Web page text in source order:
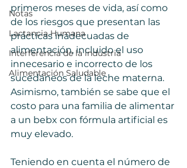
Notas
Lactancia Humana
Interferencia de la industria
Alimentación Saludable
primeros meses de vida, así como
de los riesgos que presentan las
prácticas inadecuadas de
alimentación, incluido el uso
innecesario e incorrecto de los
sucedáneos de la leche materna.
Asimismo, también se sabe que el
costo para una familia de alimentar
a un bebx con fórmula artificial es
muy elevado.
Teniendo en cuenta el número de